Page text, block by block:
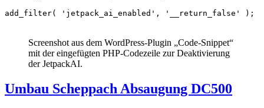
Screenshot aus dem WordPress-Plugin „Code-Snippet“
mit der eingefügten PHP-Codezeile zur Deaktivierung
der JetpackAI.
Umbau Scheppach Absaugung DC500